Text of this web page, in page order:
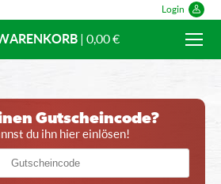
Login
| 0,00 €
Gutscheincode?
du ihn hier einlösen!